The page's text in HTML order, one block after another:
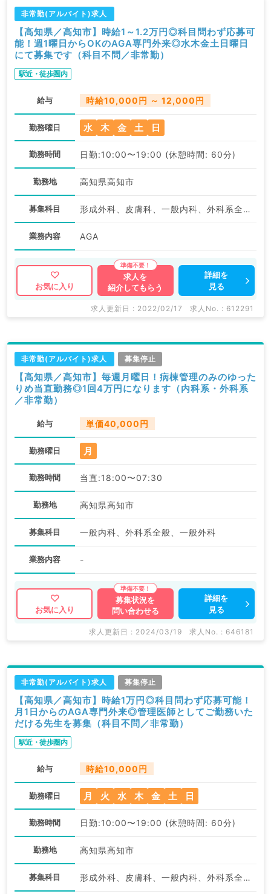
非常勤(アルバイト)求人
【高知県／高知市】時給1～1.2万円◎科目問わず応募可
能！週1曜日からOKのAGA専門外来◎水木金土日曜日
にて募集です（科目不問／非常勤）
駅近・徒歩圏内
給与 時給10,000円 ～ 12,000円
勤務曜日 水 木 金 土 日
勤務時間 日勤:10:00〜19:00 (休憩時間: 60分)
勤務地 高知県高知市
募集科目 形成外科、皮膚科、一般内科、外科系全般、一般外科、美容皮膚科、科目不問
業務内容 AGA
お気に入り
求人を
紹介してもらう
詳細を
見る
求人更新日 : 2022/02/17 求人No. : 612291
非常勤(アルバイト)求人 募集停止
【高知県／高知市】毎週月曜日！病棟管理のみのゆった
りめ当直勤務◎1回4万円になります（内科系・外科系
／非常勤）
給与 単価40,000円
勤務曜日 月
勤務時間 当直:18:00〜07:30
勤務地 高知県高知市
募集科目 一般内科、外科系全般、一般外科
業務内容 -
お気に入り
募集状況を
問い合わせる
詳細を
見る
求人更新日 : 2024/03/19 求人No. : 646181
非常勤(アルバイト)求人 募集停止
【高知県／高知市】時給1万円◎科目問わず応募可能！
月1日からのAGA専門外来◎管理医師としてご勤務いた
だける先生を募集（科目不問／非常勤）
駅近・徒歩圏内
給与 時給10,000円
勤務曜日 月 火 水 木 金 土 日
勤務時間 日勤:10:00〜19:00 (休憩時間: 60分)
勤務地 高知県高知市
募集科目 形成外科、皮膚科、一般内科、外科系全般、一般外科、美容皮膚科、科目不問